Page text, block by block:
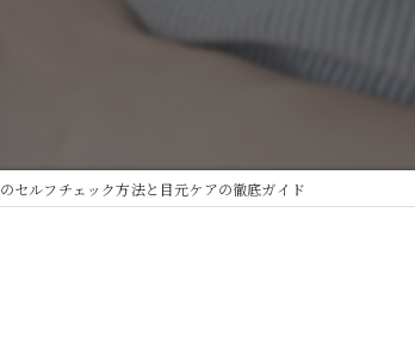
セルフチェック方法と目元ケアの徹底ガイド